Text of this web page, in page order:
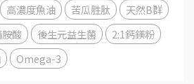
高濃度魚油 苦瓜胜肽
天然B群
酸 後生元益生菌
2:1鈣鎂粉
Omega-3